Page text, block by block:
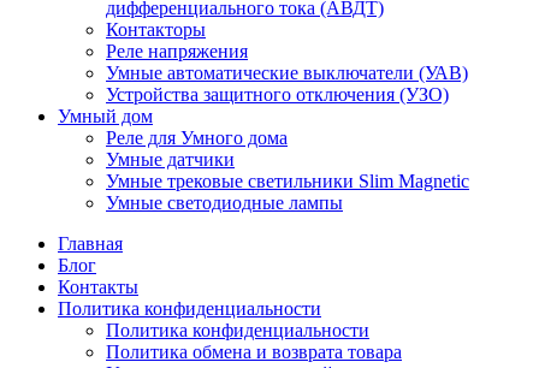
дифференциального тока (АВДТ)
Контакторы
Реле напряжения
Умные автоматические выключатели (УАВ)
Устройства защитного отключения (УЗО)
Умный дом
Реле для Умного дома
Умные датчики
Умные трековые светильники Slim Magnetic
Умные светодиодные лампы
Главная
Блог
Контакты
Политика конфиденциальности
Политика конфиденциальности
Политика обмена и возврата товара